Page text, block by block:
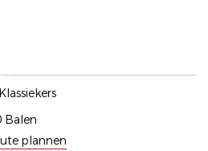
Balen
plannen